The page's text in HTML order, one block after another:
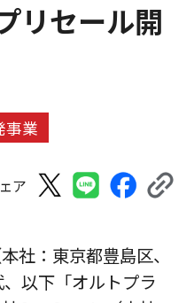
リセール開
事業
ア
社：東京都豊島区、
以下「オルトプラ